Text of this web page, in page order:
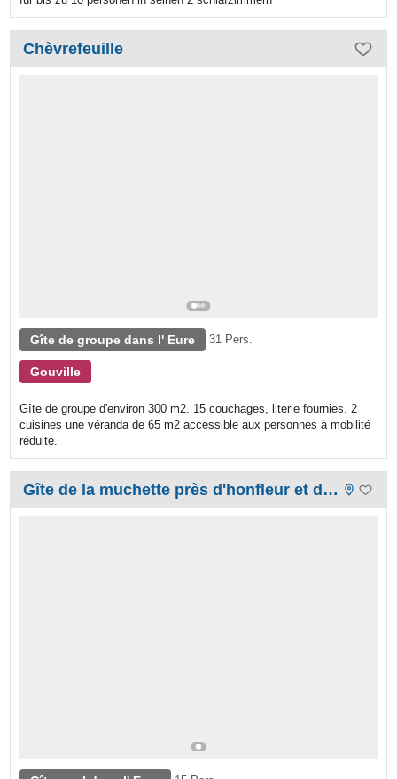
Chèvrefeuille
Gîte de groupe dans l' Eure 31 Pers.
Gouville
Gîte de groupe d'environ 300 m2. 15 couchages, literie fournies. 2
cuisines une véranda de 65 m2 accessible aux personnes à mobilité
réduite.
Gîte de la muchette près d'honfleur et de la côte fleurie